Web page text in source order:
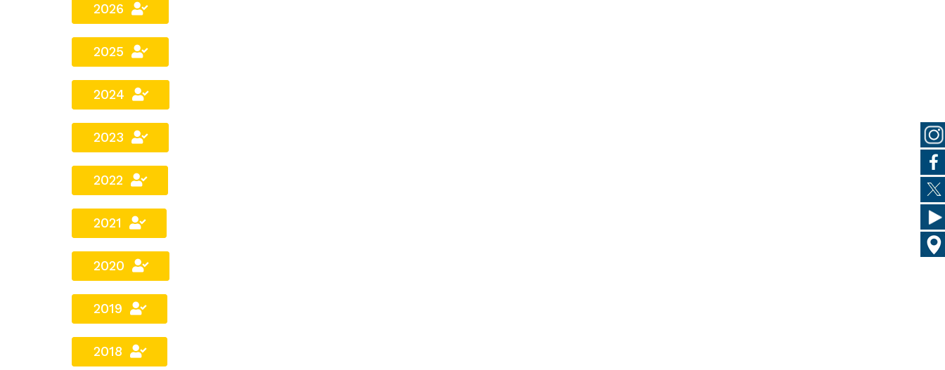
2026
2025
2024
2023
2022
2021
2020
2019
2018